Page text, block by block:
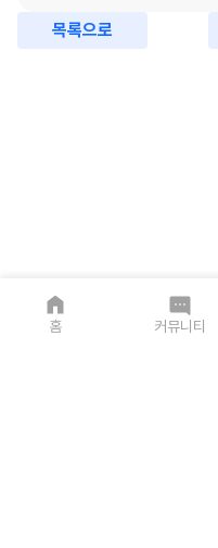
목록으로
주식회사 트라이디스
홈 커뮤니티